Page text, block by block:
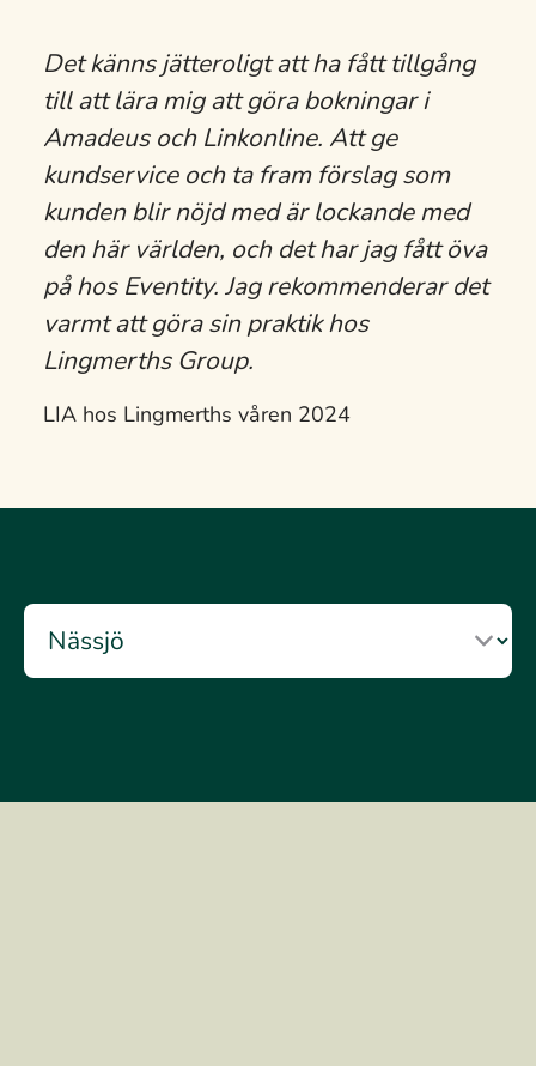
Det känns jätteroligt att ha fått tillgång
till att lära mig att göra bokningar i
Amadeus och Linkonline. Att ge
kundservice och ta fram förslag som
kunden blir nöjd med är lockande med
den här världen, och det har jag fått öva
på hos Eventity. Jag rekommenderar det
varmt att göra sin praktik hos
Lingmerths Group.
LIA hos Lingmerths våren 2024